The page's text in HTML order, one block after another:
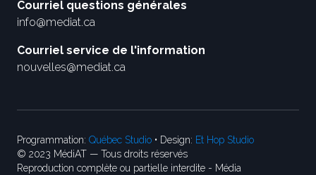
Courriel questions générales
info@mediat.ca
Courriel service de l'information
nouvelles@mediat.ca
Programmation: Québec Studio • Design: Et Hop Studio
© 2023 MédiAT — Tous droits réservés
Reproduction complète ou partielle interdite - Média